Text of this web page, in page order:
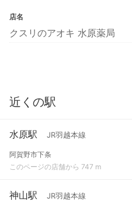
店名
クスリのアオキ 水原薬局
近くの駅
水原駅 JR羽越本線
阿賀野市下条
このページの店舗から 747 m
神山駅 JR羽越本線